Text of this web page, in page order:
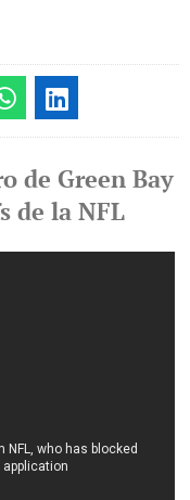
de Green Bay
de la NFL